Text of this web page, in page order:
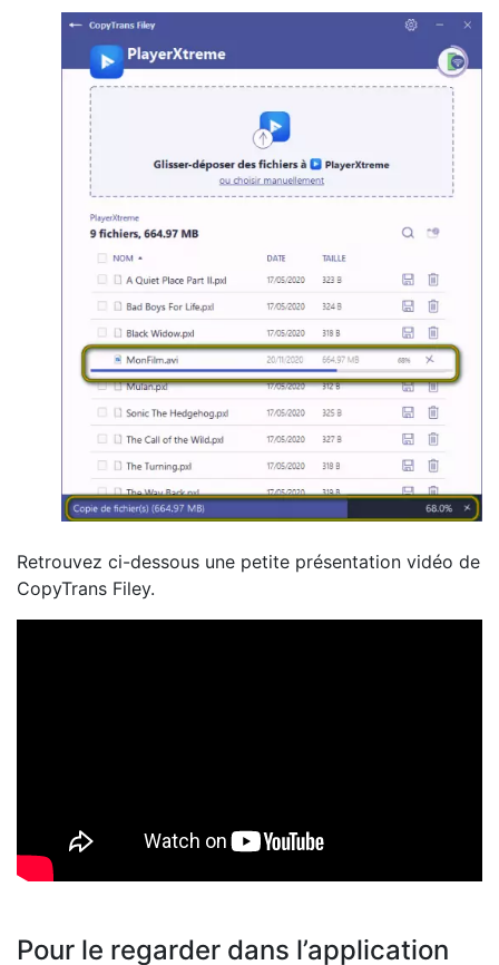
Retrouvez ci-dessous une petite présentation vidéo de
CopyTrans Filey.
Pour le regarder dans l’application